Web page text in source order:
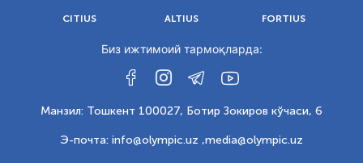
CITIUS ALTIUS FORTIUS
Биз ижтимоий тармоқларда:
Манзил: Тошкент 100027, Ботир Зокиров кўчаси, 6
Э-почта: info@olympic.uz ,media@olympic.uz